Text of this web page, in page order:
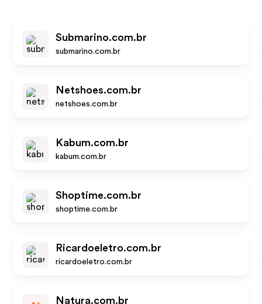
Submarino.com.br
submarino.com.br
Netshoes.com.br
netshoes.com.br
Kabum.com.br
kabum.com.br
Shoptime.com.br
shoptime.com.br
Ricardoeletro.com.br
ricardoeletro.com.br
Natura.com.br